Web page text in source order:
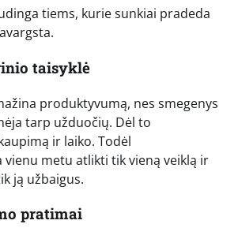
tiems, kurie sunkiai pradeda
taisyklė
produktyvumą, nes smegenys
tarp užduočių. Dėl to
ir laiko. Todėl
metu atlikti tik vieną veiklą ir
ją užbaigus.
pratimai